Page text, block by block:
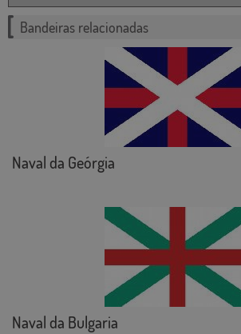
Bandeiras relacionadas
Naval da Geórgia
Naval da Bulgaria